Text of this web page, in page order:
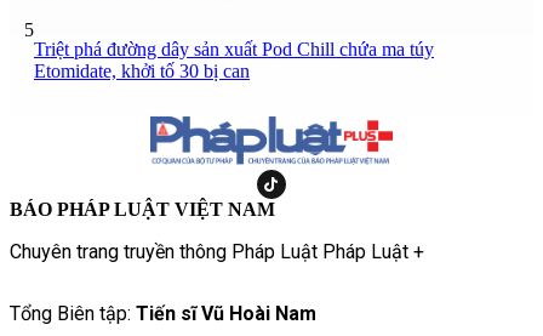
5
Triệt phá đường dây sản xuất Pod Chill chứa ma túy
Etomidate, khởi tố 30 bị can
BÁO PHÁP LUẬT VIỆT NAM
Chuyên trang truyền thông Pháp Luật Pháp Luật +
Tổng Biên tập: Tiến sĩ Vũ Hoài Nam